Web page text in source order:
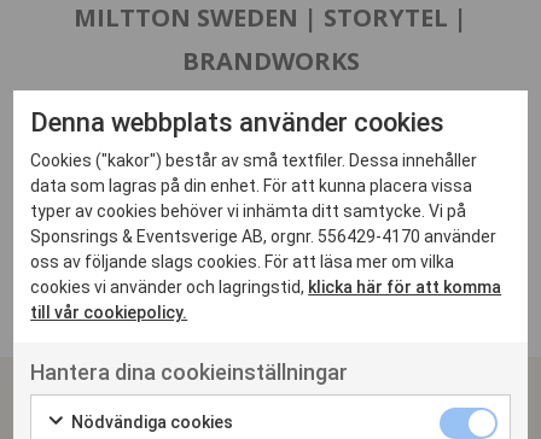
MILTTON SWEDEN | STORYTEL |
BRANDWORKS
Genom att skapa ett unikt toalettområde med specialbyggda
bajamajor erbjöd vi festivalbesökarna på WoW en trevligare upplevelse
på ett otrevligt problem: festivaltoaletten. På våra fräscha bajamajor fick
besökarna uppleva ljudberättandet från WoWs egna artister på ett
unikt och roligt sätt. Med 8160 besök slog vi målet med 272% och blev
en naturlig del av festivalen. Konceptet lyckades lösa utmaningen att få
folk att uppleva Storytels bredd trots att man kommit för helt andra
anledningar.
SPONSRINGS & EVENTSVERIGE
Denna webbplats använder cookies
Cookies ("kakor") består av små textfiler. Dessa innehåller
data som lagras på din enhet. För att kunna placera vissa
typer av cookies behöver vi inhämta ditt samtycke. Vi på
Sponsrings & Eventsverige AB, orgnr. 556429-4170 använder
oss av följande slags cookies. För att läsa mer om vilka
cookies vi använder och lagringstid, klicka här för att komma
till vår cookiepolicy.
Hantera dina cookieinställningar
Nödvändiga cookies